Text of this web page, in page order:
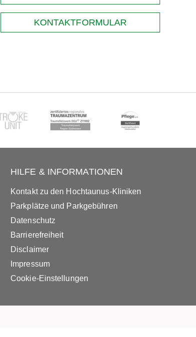
KONTAKTFORMULAR
HILFE & INFORMATIONEN
Kontakt zu den Hochtaunus-Kliniken
Parkplätze und Parkgebühren
Datenschutz
Barrierefreiheit
Disclaimer
Impressum
Cookie-Einstellungen